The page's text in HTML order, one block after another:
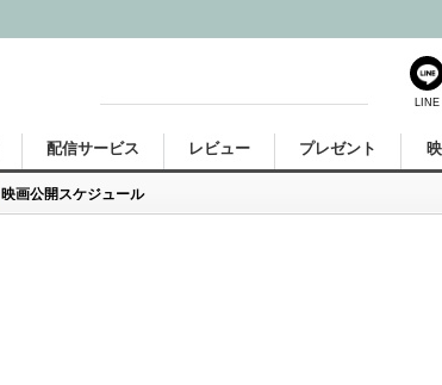
映画公開スケジュール
配信サービス レビュー プレゼント
LINE